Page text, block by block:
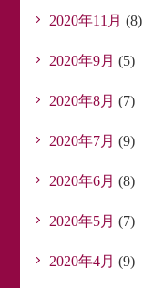
2020年11月 (8)
2020年9月 (5)
2020年8月 (7)
2020年7月 (9)
2020年6月 (8)
2020年5月 (7)
2020年4月 (9)